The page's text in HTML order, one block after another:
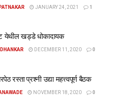
JANUARY 24, 2021 1
येथील खड्डे धोकादायक
DECEMBER 11, 2020 0
रस्ता प्रश्नी उद्या महत्त्वपूर्ण बैठक
NOVEMBER 18, 2020 0